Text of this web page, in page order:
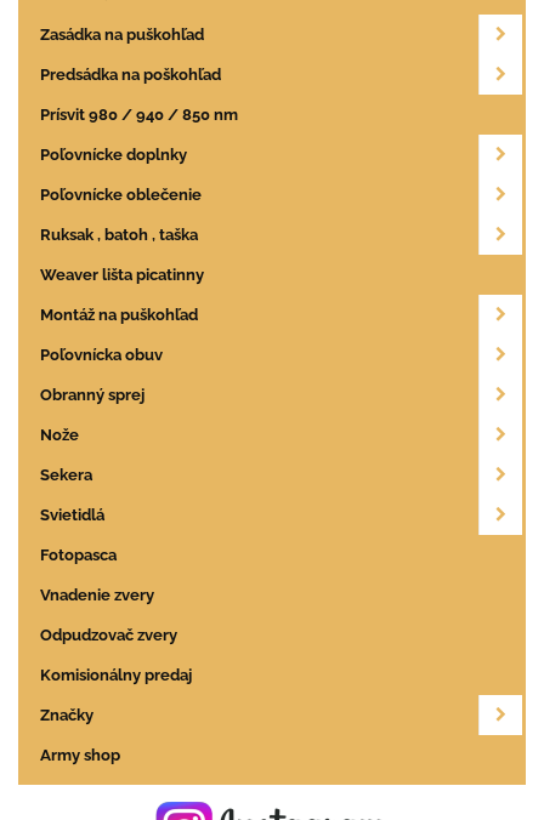
Zasádka na puškohľad
Predsádka na poškohľad
Prísvit 980 / 940 / 850 nm
Poľovnícke doplnky
Poľovnícke oblečenie
Ruksak , batoh , taška
Weaver lišta picatinny
Montáž na puškohľad
Poľovnícka obuv
Obranný sprej
Nože
Sekera
Svietidlá
Fotopasca
Vnadenie zvery
Odpudzovač zvery
Komisionálny predaj
Značky
Army shop